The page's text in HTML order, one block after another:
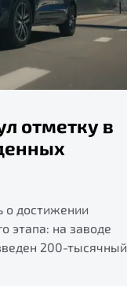
отметку в
о достижении
этапа: на заводе
200-тысячный